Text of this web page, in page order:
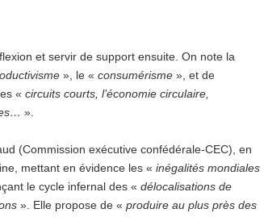
et servir de support ensuite. On note la
», le « consumérisme », et de
« circuits courts, l’économie circulaire,
».
(Commission exécutive confédérale-CEC), en
mettant en évidence les « inégalités mondiales
le cycle infernal des « délocalisations de
». Elle propose de « produire au plus près des